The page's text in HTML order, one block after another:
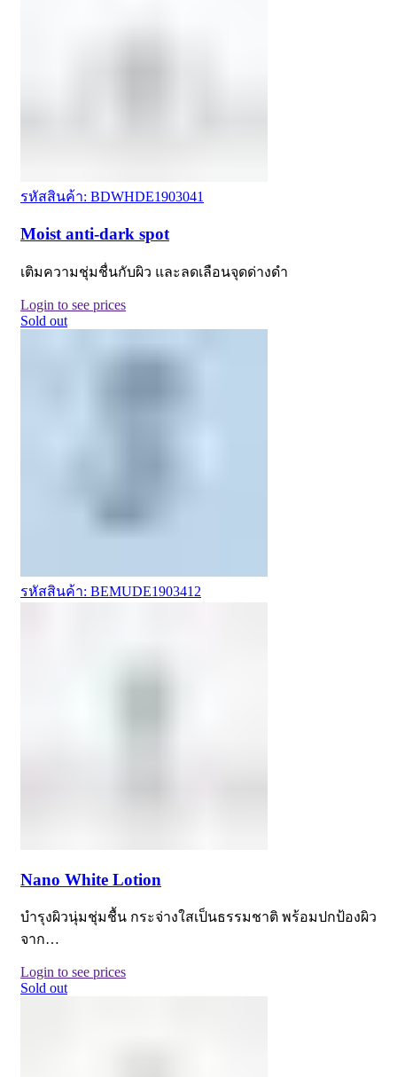
รหัสสินค้า: BDWHDE1903041
Moist anti-dark spot
เติมความชุ่มชื่นกับผิว และลดเลือนจุดด่างดำ
Login to see prices
Sold out
รหัสสินค้า: BEMUDE1903412
Nano White Lotion
บำรุงผิวนุ่มชุ่มชื้น กระจ่างใสเป็นธรรมชาติ พร้อมปกป้องผิว
จาก…
Login to see prices
Sold out